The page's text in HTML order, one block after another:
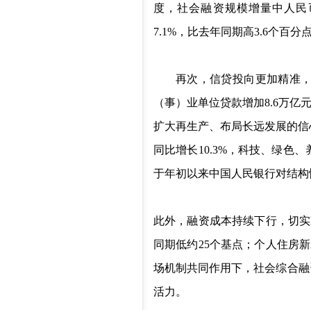
度，社会融资规模增量中人
7.1% ，比去年同期高3.6个百分
再次，信贷投向更加精准
（事）业单位贷款增加8.6万亿
扩大再生产、布局长远发展的
同比增长10.3%，科技、绿色、
于年初以来中国人民银行对结
此外，融资成本持续下行，切
同期低约25个基点；个人住房
场机制共同作用下，社会综合
活力。